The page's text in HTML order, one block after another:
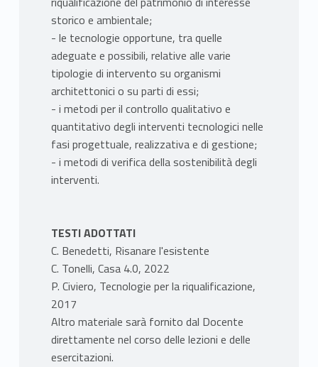
storico e ambientale;
- le tecnologie opportune, tra quelle
adeguate e possibili, relative alle varie
tipologie di intervento su organismi
architettonici o su parti di essi;
- i metodi per il controllo qualitativo e
quantitativo degli interventi tecnologici nelle
fasi progettuale, realizzativa e di gestione;
- i metodi di verifica della sostenibilità degli
interventi.
TESTI ADOTTATI
C. Benedetti, Risanare l'esistente
C. Tonelli, Casa 4.0, 2022
P. Civiero, Tecnologie per la riqualificazione,
2017
Altro materiale sarà fornito dal Docente
direttamente nel corso delle lezioni e delle
esercitazioni.